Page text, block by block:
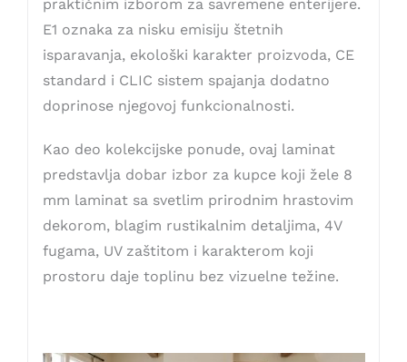
praktičnim izborom za savremene enterijere.
E1 oznaka za nisku emisiju štetnih
isparavanja, ekološki karakter proizvoda, CE
standard i CLIC sistem spajanja dodatno
doprinose njegovoj funkcionalnosti.
Kao deo kolekcijske ponude, ovaj laminat
predstavlja dobar izbor za kupce koji žele 8
mm laminat sa svetlim prirodnim hrastovim
dekorom, blagim rustikalnim detaljima, 4V
fugama, UV zaštitom i karakterom koji
prostoru daje toplinu bez vizuelne težine.